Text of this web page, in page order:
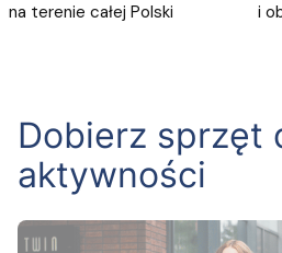
na terenie całej Polski
i
Dobierz sprzęt
aktywności